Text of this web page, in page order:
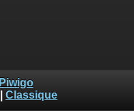
Piwigo
Classique